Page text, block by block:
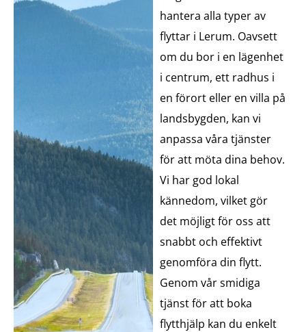
hantera alla typer av
flyttar i Lerum. Oavsett
om du bor i en lägenhet
i centrum, ett radhus i
en förort eller en villa på
landsbygden, kan vi
anpassa våra tjänster
för att möta dina behov.
Vi har god lokal
kännedom, vilket gör
det möjligt för oss att
snabbt och effektivt
genomföra din flytt.
Genom vår smidiga
tjänst för att boka
flytthjälp kan du enkelt